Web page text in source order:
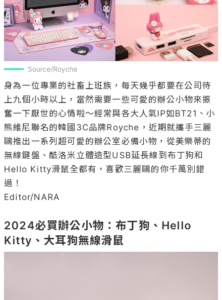
Source/Royche
身為一位專業的社畜上班族，每天幾乎都要在公司待
上九個小時以上，當然需要一些可愛的辦公小物來振
奮一下厭世的心情啦～經常與各大人氣IP如BT21、小
熊維尼聯名的韓國3C品牌Royche，近期就攜手三麗
鷗推出一系列超可愛的辦公室必備小物，從美樂蒂的
無線鍵盤、酷洛米立體造型USB延長線到布丁狗和
Hello Kitty滑鼠全都有，喜歡三麗鷗的你千萬別錯
過！
Editor/NARA
2024必買辦公小物：布丁狗、Hello
Kitty、大耳狗無線滑鼠